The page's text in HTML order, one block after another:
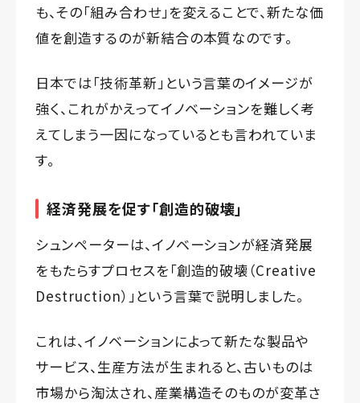
も、その「組み合わせ」を変えることで、新たな価
値を創造するのが新結合の本質なのです。
日本では「技術革新」という言葉のイメージが
強く、これがかえってイノベーションを難しく考
えてしまう一因になっているとも言われていま
す。
経済発展を促す「創造的破壊」
シュンペーターは、イノベーションが経済発展
をもたらすプロセスを「創造的破壊（Creative
Destruction）」という言葉で説明しました。
これは、イノベーションによって新たな製品や
サービス、生産方法が生まれると、古いものは
市場から淘汰され、産業構造そのものが変革さ